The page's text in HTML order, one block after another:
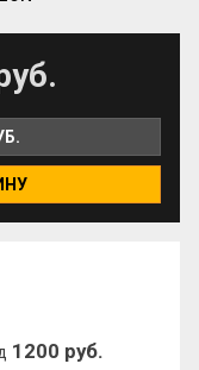
1200 руб.